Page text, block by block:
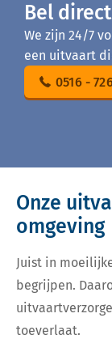
Bel
We zijn 24/7
een uitvaart
0516 -
Onze
omgeving
Juist in
begrijpen.
toeverlaat.